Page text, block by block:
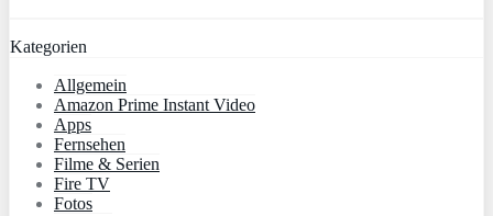
Kategorien
Allgemein
Amazon Prime Instant Video
Apps
Fernsehen
Filme & Serien
Fire TV
Fotos